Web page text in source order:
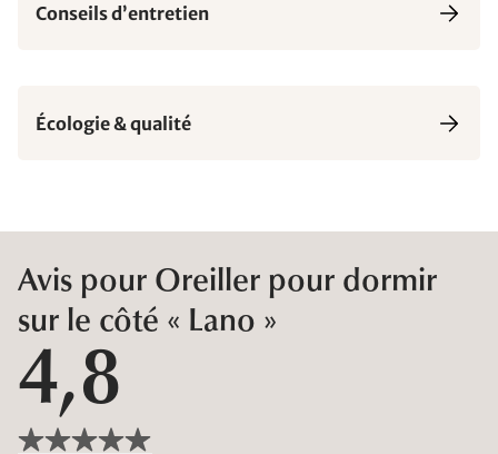
Conseils d’entretien
Écologie & qualité
Avis pour Oreiller pour dormir
sur le côté « Lano »
4,8